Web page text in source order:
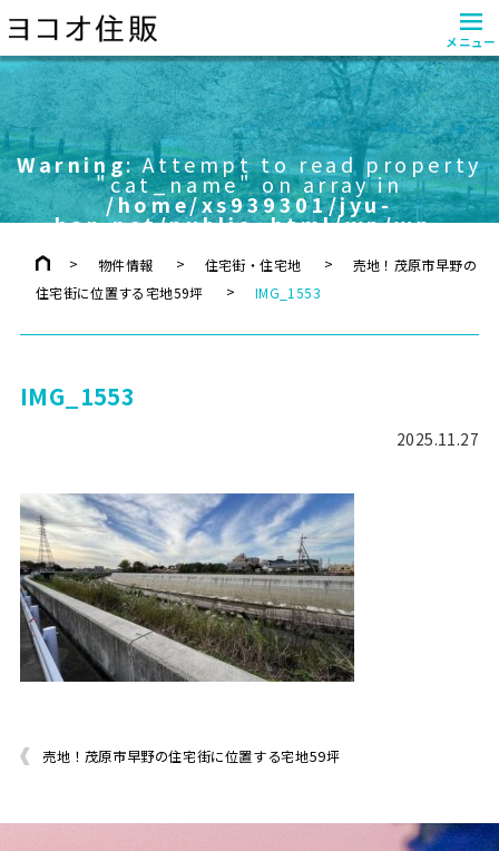
≡
メニュー
Warning: Attempt to read property
"cat_name" on array in
/home/xs939301/jyu-
han.net/public_html/wp/wp-
on line757
物件情報 住宅街・住宅地
売地！茂原市早野の
住宅街に位置する宅地59坪
IMG_1553
IMG_1553
2025.11.27
売地！茂原市早野の住宅街に位置する宅地59坪